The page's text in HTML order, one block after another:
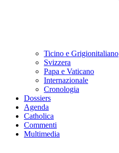
Ticino e Grigionitaliano
Svizzera
Papa e Vaticano
Internazionale
Cronologia
Dossiers
Agenda
Catholica
Commenti
Multimedia